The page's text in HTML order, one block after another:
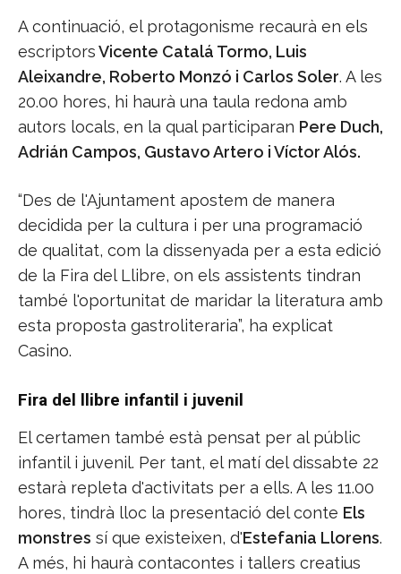
A continuació, el protagonisme recaurà en els
escriptorsVicente Catalá Tormo, Luis
Aleixandre, Roberto Monzó i Carlos Soler. A les
20.00 hores, hi haurà una taula redona amb
autors locals, en la qual participaran Pere Duch,
Adrián Campos, Gustavo Artero i Víctor Alós.
“Des de l'Ajuntament apostem de manera
decidida per la cultura i per una programació
de qualitat, com la dissenyada per a esta edició
de la Fira del Llibre, on els assistents tindran
també l'oportunitat de maridar la literatura amb
esta proposta gastroliteraria”, ha explicat
Casino.
Fira del llibre infantil i juvenil
El certamen també està pensat per al públic
infantil i juvenil. Per tant, el matí del dissabte 22
estarà repleta d'activitats per a ells. A les 11.00
hores, tindrà lloc la presentació del conte Els
monstres sí que existeixen, d'Estefania Llorens.
A més, hi haurà contacontes i tallers creatius